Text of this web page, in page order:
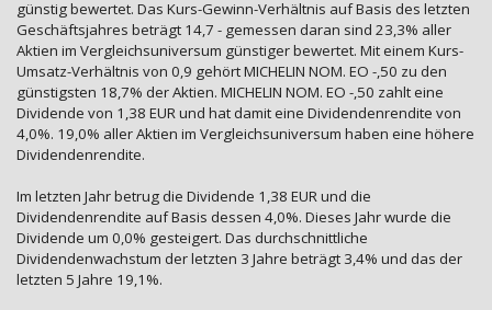
günstig bewertet. Das Kurs-Gewinn-Verhältnis auf Basis des letzten
Geschäftsjahres beträgt 14,7 - gemessen daran sind 23,3% aller
Aktien im Vergleichsuniversum günstiger bewertet. Mit einem Kurs-
Umsatz-Verhältnis von 0,9 gehört MICHELIN NOM. EO -,50 zu den
günstigsten 18,7% der Aktien. MICHELIN NOM. EO -,50 zahlt eine
Dividende von 1,38 EUR und hat damit eine Dividendenrendite von
4,0%. 19,0% aller Aktien im Vergleichsuniversum haben eine höhere
Dividendenrendite.
Im letzten Jahr betrug die Dividende 1,38 EUR und die
Dividendenrendite auf Basis dessen 4,0%. Dieses Jahr wurde die
Dividende um 0,0% gesteigert. Das durchschnittliche
Dividendenwachstum der letzten 3 Jahre beträgt 3,4% und das der
letzten 5 Jahre 19,1%.